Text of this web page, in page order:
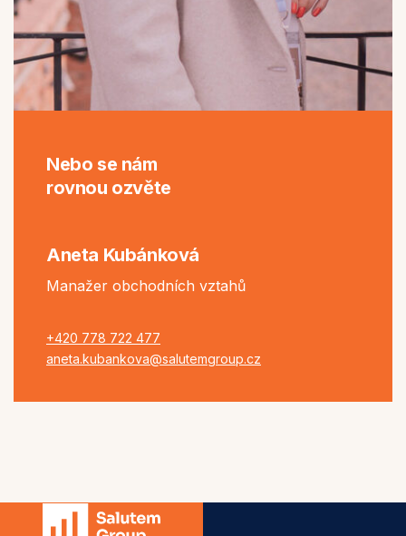
Nebo se nám
rovnou ozvěte
Aneta Kubánková
Manažer obchodních vztahů
+420 778 722 477
aneta.kubankova@salutemgroup.cz